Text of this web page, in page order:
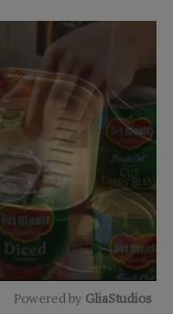
Powered by GliaStudios